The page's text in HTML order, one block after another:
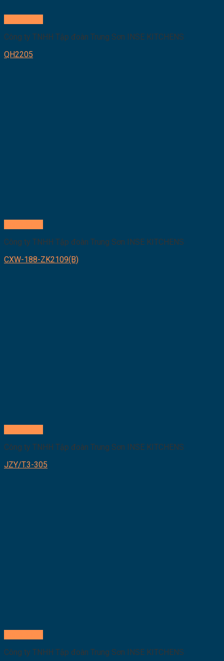
Công ty TNHH Tập đoàn Trung Sơn INSE KITCHENS
QH2205
Công ty TNHH Tập đoàn Trung Sơn INSE KITCHENS
CXW-188-ZK2109(B)
Công ty TNHH Tập đoàn Trung Sơn INSE KITCHENS
JZY/T.3-305
Công ty TNHH Tập đoàn Trung Sơn INSE KITCHENS